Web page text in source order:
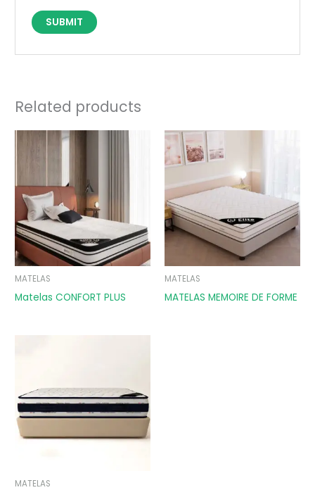
Related products
MATELAS
Matelas CONFORT PLUS
MATELAS
MATELAS MEMOIRE DE FORME
MATELAS